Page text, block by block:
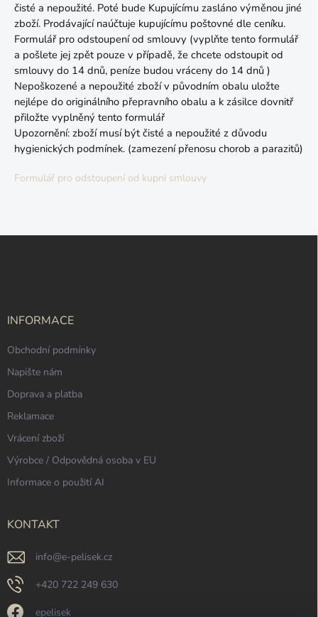
čisté a nepoužité. Poté bude Kupujícímu zasláno výměnou jiné
zboží. Prodávající naúčtuje kupujícímu poštovné dle ceníku.
Formulář pro odstoupení od smlouvy (vyplňte tento formulář
a pošlete jej zpět pouze v případě, že chcete odstoupit od
smlouvy do 14 dnů, peníze budou vráceny do 14 dnů )
Nepoškozené a nepoužité zboží v původním obalu uložte
nejlépe do originálního přepravního obalu a k zásilce dovnitř
přiložte vyplněný tento formulář
Upozornění: zboží musí být čisté a nepoužité z důvodu
hygienických podmínek. (zamezení přenosu chorob a parazitů)
Formulář pro odstoupení od kupní smlouvy
INFORMACE
Obchodní podmínky
Napište nám
Doprava a platba
Reklamace
Vrácení zboží
Výrobce / Odpovědná osoba v EU
Informace o použití AI
KONTAKT
info@e-pelisek.cz
+420 722 249 630
epelisek